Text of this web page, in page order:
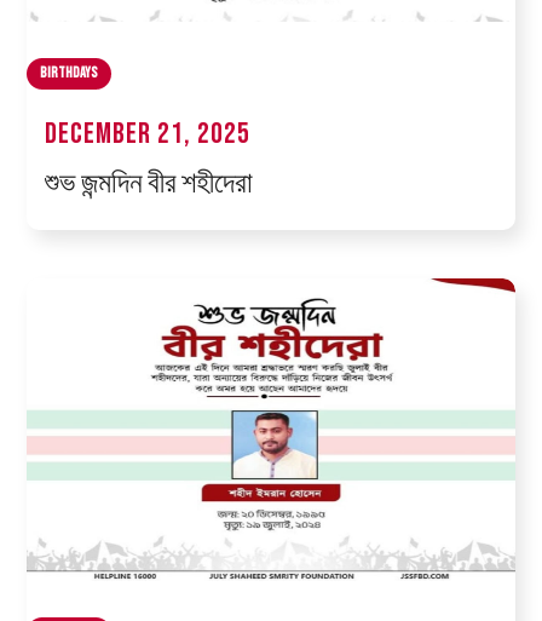
Birthdays
December 21, 2025
শুভ জন্মদিন বীর শহীদেরা